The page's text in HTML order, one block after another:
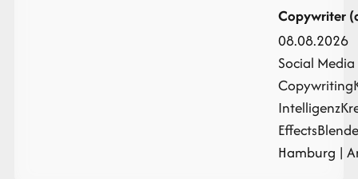
Copywriter
08.08.2026
Social
Copywriting
Intelligenz
Effects
Hamburg |